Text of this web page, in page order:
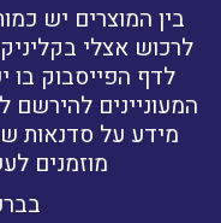
בין המוצרים יש
לרכוש אצלי
לדף הפייסבוק בו
המעוניינים
מידע על סדנאות
מוזמנים